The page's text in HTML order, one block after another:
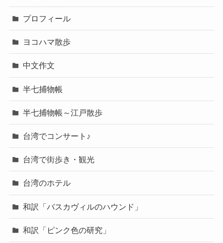
プロフィール
ヨコハマ散歩
中文作文
半七捕物帳
半七捕物帳～江戸散歩
台湾でコンサート♪
台湾で街歩き・観光
台湾のホテル
和訳「バスカヴィルのハウンド」
和訳「ピンク色の研究」